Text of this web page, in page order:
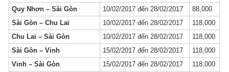
Quy Nhơn – Sài Gòn
10/02/2017 đến 28/02/2017
88,000
Sài Gòn – Chu Lai
10/02/2017 đến 28/02/2017
118,000
Chu Lai – Sài Gòn
10/02/2017 đến 28/02/2017
118,000
Sài Gòn – Vinh
15/02/2017 đến 28/02/2017
118,000
Vinh – Sài Gòn
15/02/2017 đến 28/02/2017
118,000